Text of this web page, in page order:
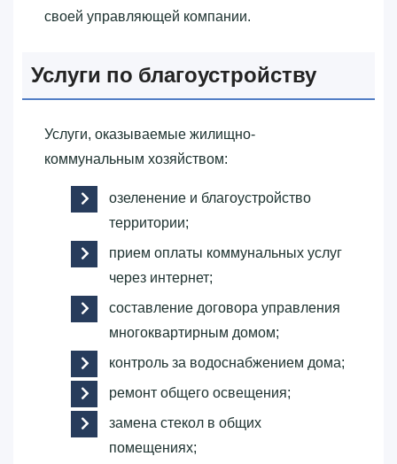
своей управляющей компании.
Услуги по благоустройству
Услуги, оказываемые жилищно-
коммунальным хозяйством:
озеленение и благоустройство
территории;
прием оплаты коммунальных услуг
через интернет;
составление договора управления
многоквартирным домом;
контроль за водоснабжением дома;
ремонт общего освещения;
замена стекол в общих
помещениях;